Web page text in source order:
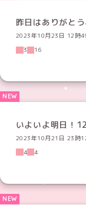
昨日はありがと
2023年10月23日 12時
3
16
いよいよ明日！
2023年10月21日 23時
4
4